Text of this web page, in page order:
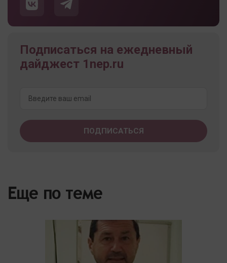
Подписаться на ежедневный
дайджест 1nep.ru
Еще по теме